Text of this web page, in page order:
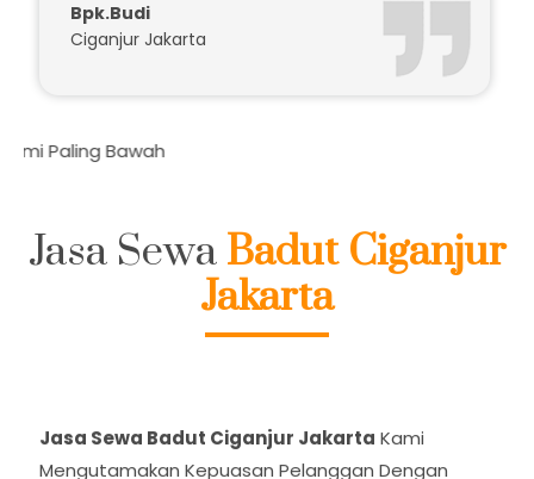
Bpk.Budi
Ciganjur Jakarta
Jasa Sewa Badut Ciganjur
Jakarta
Jasa Sewa Badut Ciganjur Jakarta Kami